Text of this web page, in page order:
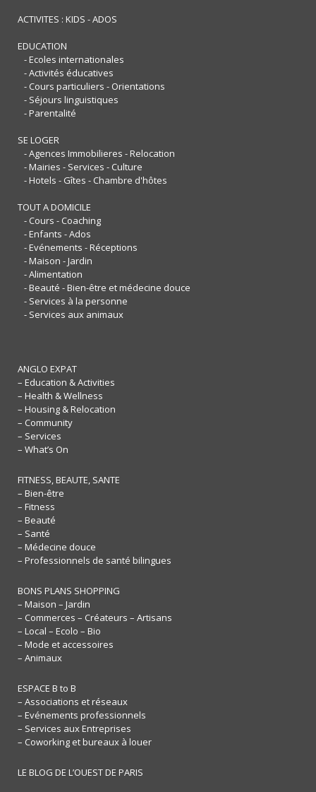
ACTIVITES : KIDS - ADOS
EDUCATION
- Ecoles internationales
- Activités éducatives
- Cours particuliers - Orientations
- Séjours linguistiques
- Parentalité
SE LOGER
- Agences Immobilieres - Relocation
- Mairies - Services - Culture
- Hotels - Gîtes - Chambre d'hôtes
TOUT A DOMICILE
- Cours - Coaching
- Enfants - Ados
- Evénements - Réceptions
- Maison - Jardin
- Alimentation
- Beauté - Bien-être et médecine douce
- Services à la personne
- Services aux animaux
ANGLO EXPAT
– Education & Activities
– Health & Wellness
– Housing & Relocation
– Community
– Services
– What’s On
FITNESS, BEAUTE, SANTE
– Bien-être
– Fitness
– Beauté
– Santé
– Médecine douce
– Professionnels de santé bilingues
BONS PLANS SHOPPING
– Maison – Jardin
– Commerces – Créateurs – Artisans
– Local – Ecolo – Bio
– Mode et accessoires
– Animaux
ESPACE B to B
– Associations et réseaux
– Evénements professionnels
– Services aux Entreprises
– Coworking et bureaux à louer
LE BLOG DE L’OUEST DE PARIS